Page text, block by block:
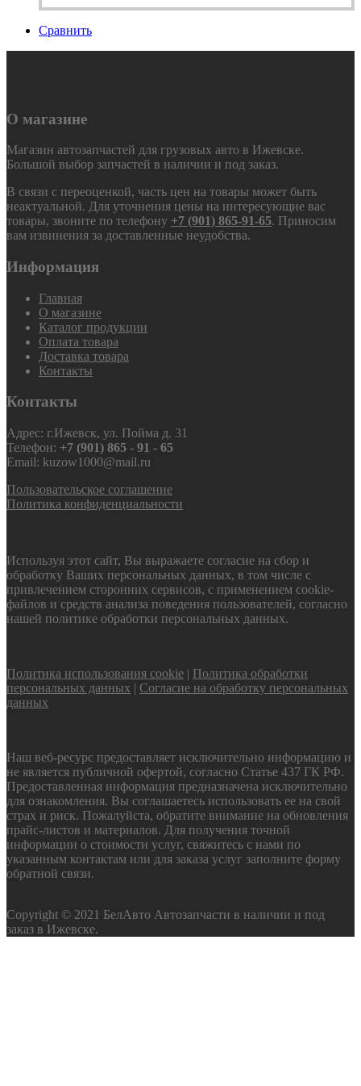
Сравнить
О магазине
Магазин автозапчастей для грузовых авто в Ижевске.
Большой выбор запчастей в наличии и под заказ.
В связи с переоценкой, часть цен на товары может быть
неактуальной. Для уточнения цены на интересующие вас
товары, звоните по телефону +7 (901) 865-91-65. Приносим
вам извинения за доставленные неудобства.
Информация
Главная
О магазине
Каталог продукции
Оплата товара
Доставка товара
Контакты
Контакты
Адрес: г.Ижевск, ул. Пойма д. 31
Телефон: +7 (901) 865 - 91 - 65
Email: kuzow1000@mail.ru
Пользовательское соглашение
Политика конфиденциальности
Используя этот сайт, Вы выражаете согласие на сбор и
обработку Ваших персональных данных, в том числе с
привлечением сторонних сервисов, с применением cookie-
файлов и средств анализа поведения пользователей, согласно
нашей политике обработки персональных данных.
Политика использования cookie | Политика обработки
персональных данных | Согласие на обработку персональных
данных
Наш веб-ресурс предоставляет исключительно информацию и
не является публичной офертой, согласно Статье 437 ГК РФ.
Предоставленная информация предназначена исключительно
для ознакомления. Вы соглашаетесь использовать ее на свой
страх и риск. Пожалуйста, обратите внимание на обновления
прайс-листов и материалов. Для получения точной
информации о стоимости услуг, свяжитесь с нами по
указанным контактам или для заказа услуг заполните форму
обратной связи.
Copyright © 2021 БелАвто Автозапчасти в наличии и под
заказ в Ижевске.